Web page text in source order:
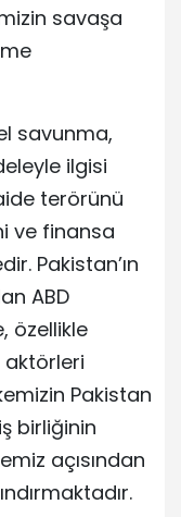
savaşa
savunma,
ilgisi
terörünü
ve finansa
Pakistan’ın
ABD
özellikle
aktörleri
Pakistan
birliğinin
açısından